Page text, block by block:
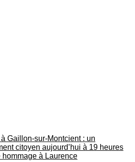
Gaillon‑sur‑Montcient : un
citoyen aujourd’hui à 19 heures
hommage à Laurence